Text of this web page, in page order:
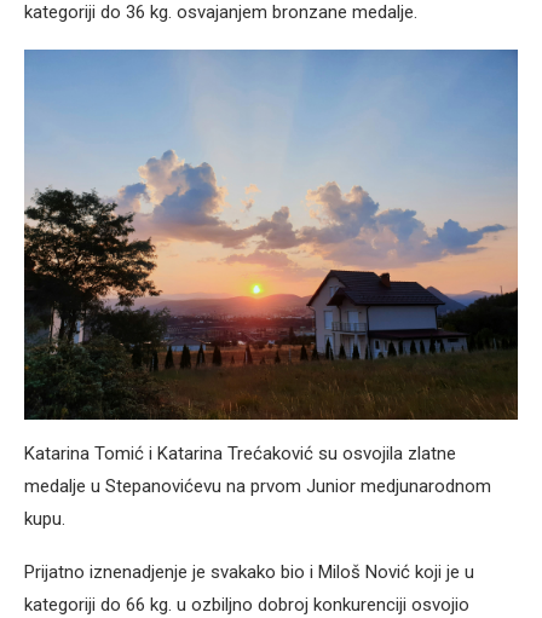
kategoriji do 36 kg. osvajanjem bronzane medalje.
Katarina Tomić i Katarina Trećaković su osvojila zlatne
medalje u Stepanovićevu na prvom Junior medjunarodnom
kupu.
Prijatno iznenadjenje je svakako bio i Miloš Nović koji je u
kategoriji do 66 kg. u ozbiljno dobroj konkurenciji osvojio